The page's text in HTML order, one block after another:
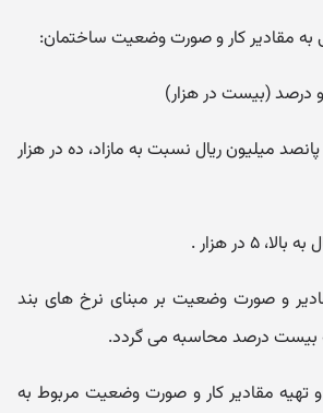
مقادیر کار و صورت وضعیت ساختمان:
پانصد میلیون ریال نسبت به مازاد، ده در هزار
و صورت وضعیت بر مبنای نرخ های بند
بیست درصد محاسبه می گردد.
مقادیر کار و صورت وضعیت مربوط به